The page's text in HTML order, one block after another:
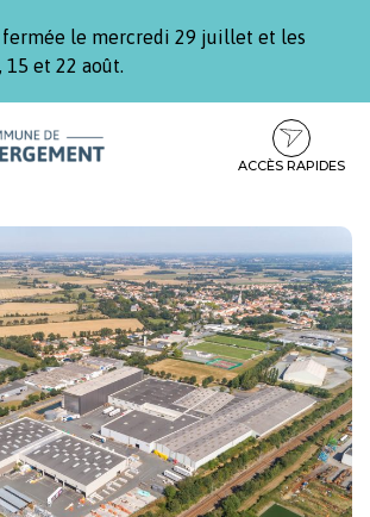
fermée le mercredi 29 juillet et les
15 et 22 août.
ACCÈS RAPIDES